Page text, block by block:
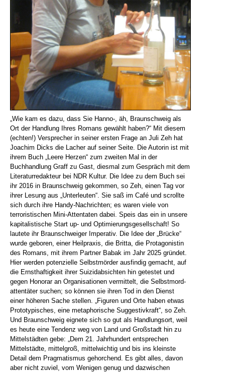
„Wie kam es dazu, dass Sie Hanno-, äh, Braunschweig als
Ort der Handlung Ihres Romans gewählt haben?“ Mit diesem
(echten!) Versprecher in seiner ersten Frage an Juli Zeh hat
Joachim Dicks die Lacher auf seiner Seite. Die Autorin ist mit
ihrem Buch „Leere Herzen“ zum zweiten Mal in der
Buchhandlung Graff zu Gast, diesmal zum Gespräch mit dem
Literaturredakteur bei NDR Kultur. Die Idee zu dem Buch sei
ihr 2016 in Braunschweig gekommen, so Zeh, einen Tag vor
ihrer Lesung aus „Unterleuten“. Sie saß im Café und scrollte
sich durch ihre Handy-Nachrichten; es waren viele von
terroristischen Mini-Attentaten dabei. Speis das ein in unsere
kapitalistische Start up- und Optimierungsgesellschaft! So
lautete ihr Braunschweiger Imperativ. Die Idee der „Brücke“
wurde geboren, einer Heilpraxis, die Britta, die Protagonistin
des Romans, mit ihrem Partner Babak im Jahr 2025 gründet.
Hier werden potenzielle Selbstmörder ausfindig gemacht, auf
die Ernsthaftigkeit ihrer Suizidabsichten hin getestet und
gegen Honorar an Organisationen vermittelt, die Selbst­mord­
attentäter suchen; so können sie ihren Tod in den Dienst
einer höheren Sache stellen. „Figuren und Orte haben etwas
Prototypisches, eine metaphorische Suggestivkraft“, so Zeh.
Und Braunschweig eignete sich so gut als Handlungsort, weil
es heute eine Tendenz weg von Land und Großstadt hin zu
Mittelstädten gebe: „Dem 21. Jahrhundert entsprechen
Mittelstädte, mittelgroß, mittelwichtig und bis ins kleinste
Detail dem Pragmatismus gehorchend. Es gibt alles, davon
aber nicht zuviel, vom Wenigen genug und dazwischen